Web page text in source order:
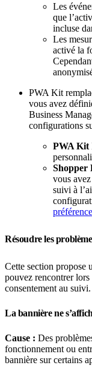
Les
que
incluse
Les
activé la
PWA Kit
vous avez
Business
configurations
PWA Kit
Shopper
vous
suivi à
Résoudre les
Cette section propose
pouvez rencontrer
consentement au suivi.
La bannière ne
Cause : Des
fonctionnement ou
bannière sur certains